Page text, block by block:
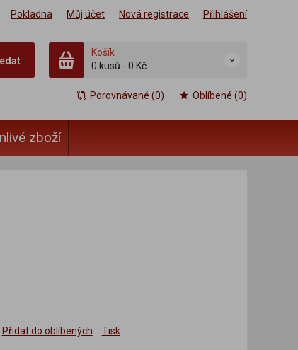
Pokladna Můj účet Nová registrace Přihlášení
Košík
0 kusů - 0 Kč
Porovnávané (0) Oblíbené (0)
zboží
Přidat do oblíbených Tisk